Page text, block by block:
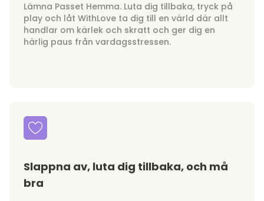
Lämna Passet Hemma. Luta dig tillbaka, tryck på
play och låt WithLove ta dig till en värld där allt
handlar om kärlek och skratt och ger dig en
härlig paus från vardagsstressen.
Slappna av, luta dig tillbaka, och må
bra